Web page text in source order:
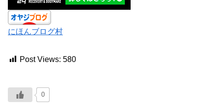
にほんブログ村
Post Views: 580
0